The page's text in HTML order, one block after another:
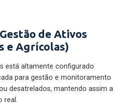
de Ativos
e Agrícolas)
está altamente configurado
para gestão e monitoramento
desatrelados, mantendo assim a
real.